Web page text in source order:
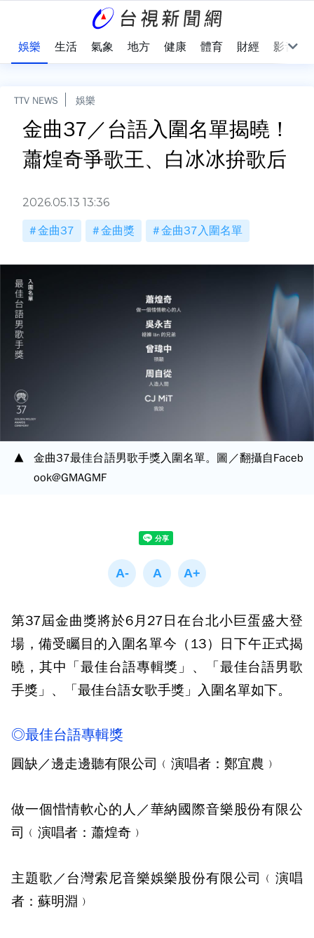
娛樂 生活 氣象 地方 健康 體育 財經 影音
TTV NEWS 娛樂
金曲37／台語入圍名單揭曉！
蕭煌奇爭歌王、白冰冰拚歌后
2026.05.13 13:36
金曲37 金曲獎 金曲37入圍名單
金曲37最佳台語男歌手獎入圍名單。圖／翻攝自Faceb
ook@GMAGMF
第37屆金曲獎將於6月27日在台北小巨蛋盛大登
場，備受矚目的入圍名單今（13）日下午正式揭
曉，其中「最佳台語專輯獎」、「最佳台語男歌
手獎」、「最佳台語女歌手獎」入圍名單如下。
◎最佳台語專輯獎
圓缺／邊走邊聽有限公司﹙演唱者：鄭宜農﹚
做一個惜情軟心的人／華納國際音樂股份有限公
司﹙演唱者：蕭煌奇﹚
主題歌／台灣索尼音樂娛樂股份有限公司﹙演唱
者：蘇明淵﹚